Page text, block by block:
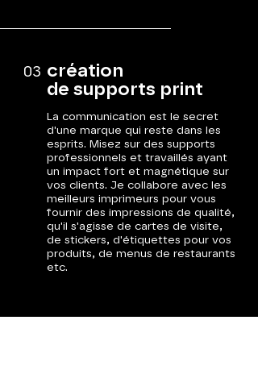
03 création
de supports print
La communication est le secret
d'une marque qui reste dans les
esprits. Misez sur des supports
professionnels et travaillés ayant
un impact fort et magnétique sur
vos clients. Je collabore avec les
meilleurs imprimeurs pour vous
fournir des impressions de qualité,
qu'il s'agisse de cartes de visite,
de stickers, d'étiquettes pour vos
produits, de menus de restaurants
etc.